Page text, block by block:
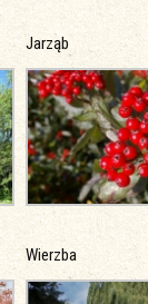
Jarząb
Wierzba